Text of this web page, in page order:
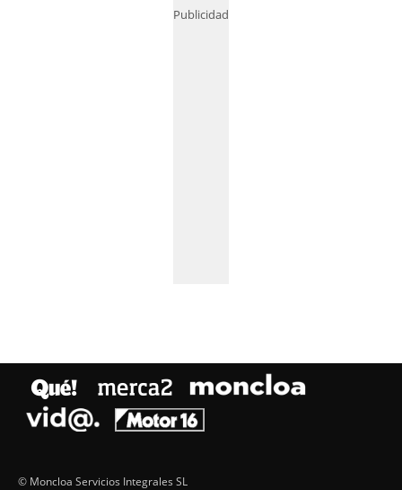
Publicidad
© Moncloa Servicios Integrales SL